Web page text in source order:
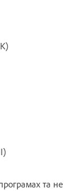
та не